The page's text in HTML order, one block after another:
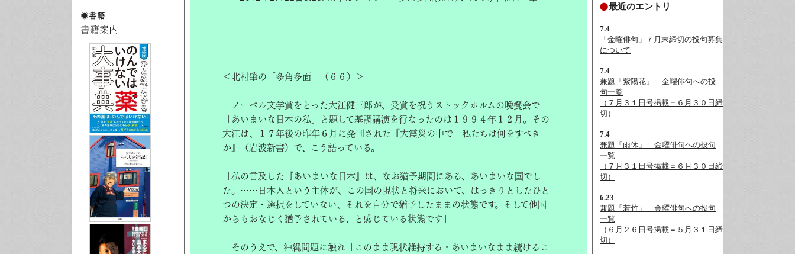
＜北村肇の「多角多面」（６６）＞
ノーベル文学賞をとった大江健三郎が、受賞を祝うストックホルムの晩餐会で
「あいまいな日本の私」と題して基調講演を行なったのは１９９４年１２月。その
大江は、１７年後の昨年６月に発刊された『大震災の中で 私たちは何をすべき
か』（岩波新書）で、こう語っている。
「私の言及した『あいまいな日本』は、なお猶予期間にある、あいまいな国でし
た。……日本人という主体が、この国の現状と将来において、はっきりとしたひと
つの決定・選択をしていない、それを自分で猶予したままの状態です。そして他国
からもおなじく猶予されている、と感じている状態です」
そのうえで、沖縄問題に触れ「このまま現状維持する・あいまいなまま続けるこ
最近のエントリ
7.4
「金曜俳句」７月末締切の投句募集
について
7.4
兼題「紫陽花」__金曜俳句への投
句一覧
（７月３１日号掲載＝６月３０日締
切）
7.4
兼題「雨休」__金曜俳句への投句
一覧
（７月３１日号掲載＝６月３０日締
切）
6.23
兼題「若竹」__金曜俳句への投句
一覧
（６月２６日号掲載＝５月３１日締
切）